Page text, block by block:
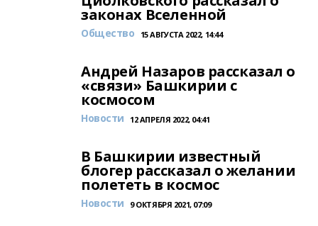
законах Вселенной
Общество 15 АВГУСТА 2022, 14:44
Андрей Назаров рассказал о
«связи» Башкирии с
космосом
Новости 12 АПРЕЛЯ 2022, 04:41
В Башкирии известный
блогер рассказал о желании
полететь в космос
Новости 9 ОКТЯБРЯ 2021, 07:09